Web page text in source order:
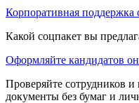
Корпоративная поддержка
Какой соцпакет вы
Оформляйте кандидатов
Проверяйте сотрудников
документы без бумаг и